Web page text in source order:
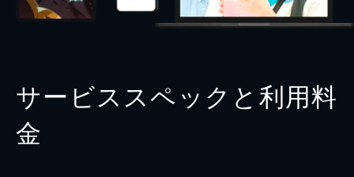
サービススペックと利用料
金